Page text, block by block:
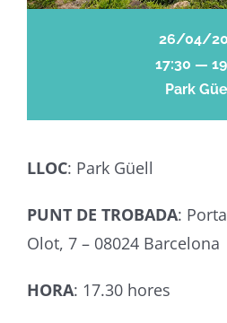
LLOC: Park Güell
PUNT DE TROBADA:
Olot, 7 – 08024 Barcelona
HORA: 17.30 hores
26/04/
17:30 —
Park